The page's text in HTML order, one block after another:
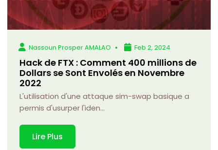
Nassoun Prosper AMALAO Feb 2, 2024
Hack de FTX : Comment 400 millions de
Dollars se Sont Envolés en Novembre
2022
L'utilisation d'une attaque sim-swap basique a
permis d'usurper l'iden...
Lire Plus